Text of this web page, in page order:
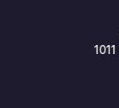
1011